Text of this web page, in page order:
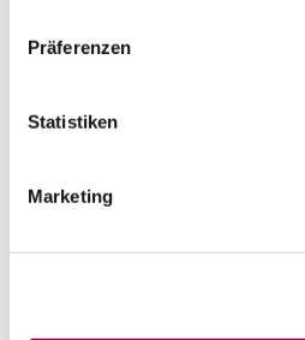
Präferenzen
Statistiken
Marketing
Suche nach einem
besondere Feier – bei uns
unserem herzlichen Team
mehr erfahren